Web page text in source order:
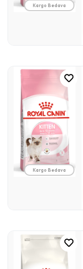
Kargo Bedava
Kargo Bedava